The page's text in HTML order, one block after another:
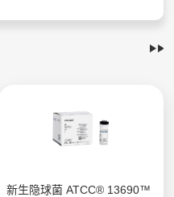
新生隐球菌 ATCC® 13690™